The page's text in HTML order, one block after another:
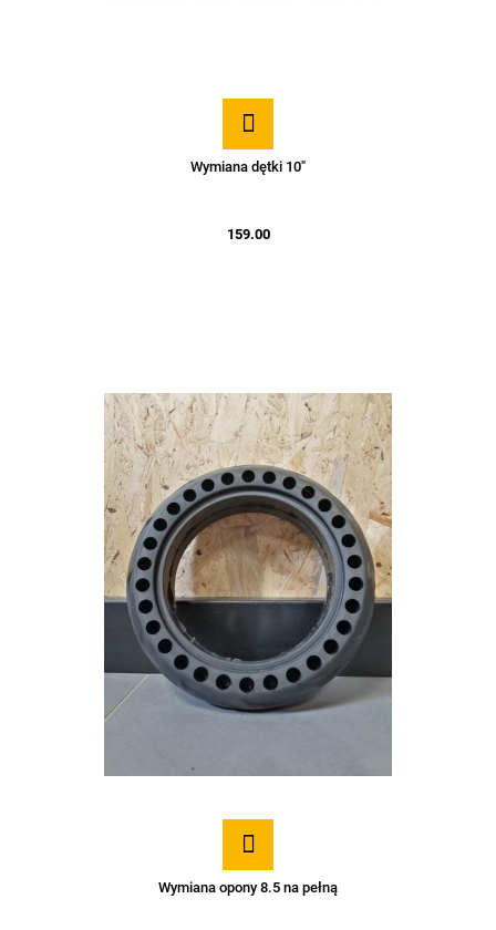
Wymiana dętki 10"
159.00
Wymiana opony 8.5 na pełną